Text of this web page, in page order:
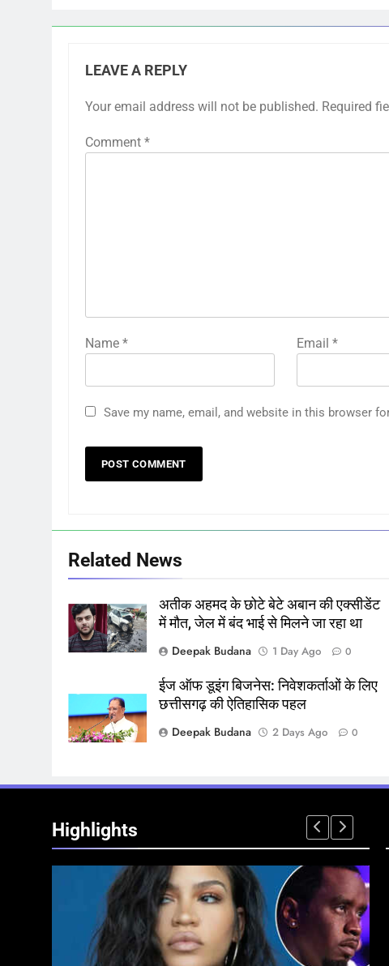
LEAVE A REPLY
Your email address will not be published. Required
Comment *
Name * Email *
Save my name, email, and website in this browser
Related News
अतीक अहमद के छोटे बेटे अबान की एक्सीडेंट
में मौत, जेल में बंद भाई से मिलने जा रहा था
Deepak Budana
1 Day Ago 0
ईज ऑफ डूइंग बिजनेस: निवेशकर्ताओं के लिए
छत्तीसगढ़ की ऐतिहासिक पहल
Deepak Budana
2 Days Ago 0
Highlights